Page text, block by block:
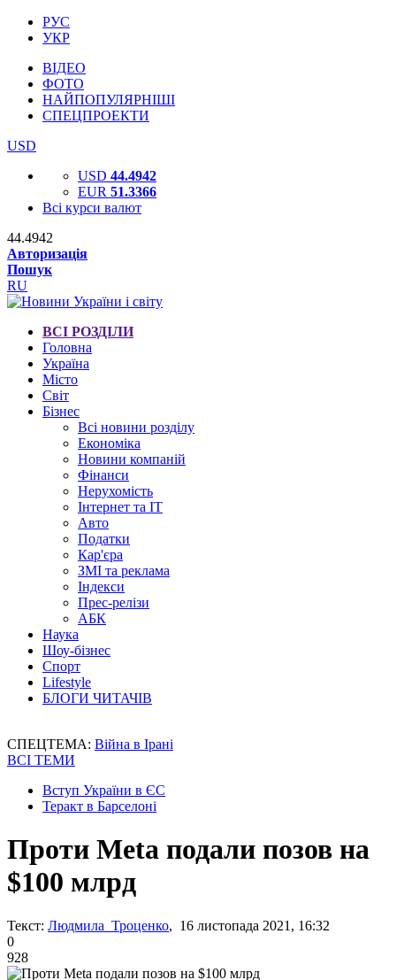
РУС
УКР
ВІДЕО
ФОТО
НАЙПОПУЛЯРНІШІ
СПЕЦПРОЕКТИ
USD
USD 44.4942
EUR 51.3366
Всі курси валют
44.4942
Авторизація
Пошук
RU
ВСІ РОЗДІЛИ
Головна
Україна
Місто
Світ
Бізнес
Всі новини розділу
Економіка
Новини компаній
Фінанси
Нерухомість
Інтернет та IT
Авто
Податки
Кар'єра
ЗМІ та реклама
Індекси
Прес-релізи
АБК
Наука
Шоу-бізнес
Спорт
Lifestyle
БЛОГИ ЧИТАЧІВ
СПЕЦТЕМА: Війна в Ірані
ВСІ ТЕМИ
Вступ України в ЄС
Теракт в Барселоні
Проти Meta подали позов на
$100 млрд
Текст: Людмила Троценко, 16 листопада 2021, 16:32
0
928